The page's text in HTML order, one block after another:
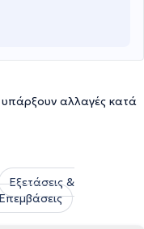
υπάρξουν αλλαγές κατά
Εξετάσεις &
Επεμβάσεις